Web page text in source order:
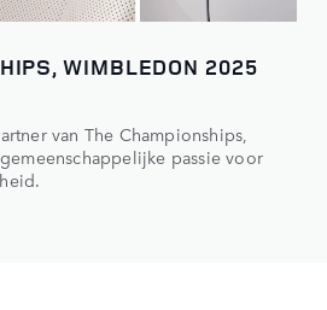
WIMBLEDON 2025
van The Championships,
passie voor